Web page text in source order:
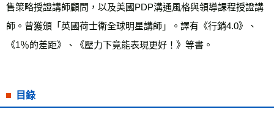
售策略授證講師顧問，以及美國PDP溝通風格與領導課程授證講
師。曾獲頒「英國荷士衛全球明星講師」。譯有《行銷4.0》、
《1％的差距》、《壓力下竟能表現更好！》等書。
目錄